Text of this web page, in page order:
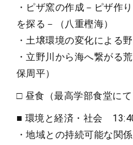
・ピザ窯の作成－ピザ作
を探る－（八重樫海）
・土壌環境の変化による
・立野川から海へ繋がる
保周平）
□ 昼食（最高学部食堂に
■ 環境と経済・社会
・地域との持続可能な関